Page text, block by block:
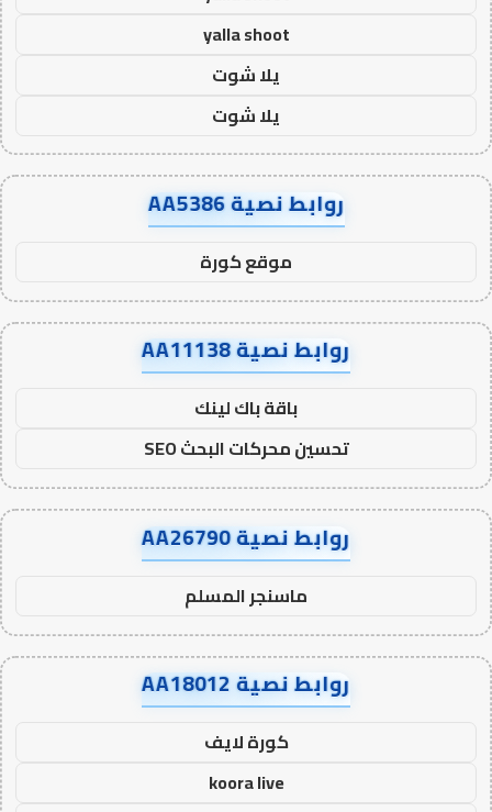
yalla shoot
يلا شوت
يلا شوت
روابط نصية AA5386
موقع كورة
روابط نصية AA11138
باقة باك لينك
تحسين محركات البحث SEO
روابط نصية AA26790
ماسنجر المسلم
روابط نصية AA18012
كورة لايف
koora live